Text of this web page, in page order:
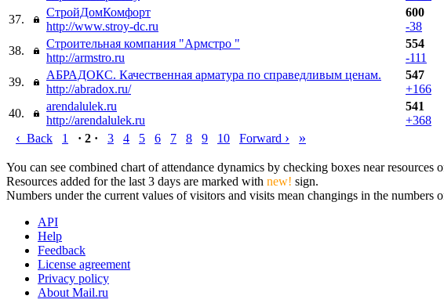
37.
СтройДомКомфорт
http://www.stroy-dc.ru
600
-38
38.
Строительная компания "Армстро "
http://armstro.ru
554
-111
39.
АБРАДОКС. Качественная арматура по справедливым ценам.
http://abradox.ru/
547
+166
40.
arendalulek.ru
http://arendalulek.ru
541
+368
‹ Back 1 · 2 · 3 4 5 6 7 8 9 10 Forward › »
You can see combined chart of attendance dynamics by checking boxes near
Resources added for the last 3 days are marked with new! sign.
Numbers under the current values of visitors and visits mean changings in the numbers
API
Help
Feedback
License agreement
Privacy policy
About Mail.ru